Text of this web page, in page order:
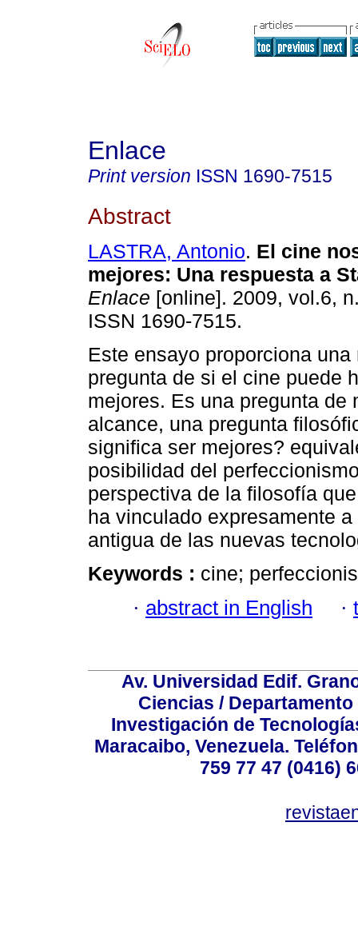
Enlace
Print version ISSN 1690-7515
Abstract
LASTRA, Antonio. El cine
mejores: Una respuesta a
Enlace [online]. 2009, vol.6,
ISSN 1690-7515.
Este ensayo proporciona
pregunta de si el cine puede
mejores. Es una pregunta de
alcance, una pregunta
significa ser mejores?
posibilidad del
perspectiva de la filosofía
ha vinculado expresamente
antigua de las nuevas
Keywords : cine;
· abstract in English ·
Av. Universidad Edif.
Ciencias /
Investigación de
Maracaibo, Venezuela.
759 77 47 (0416)